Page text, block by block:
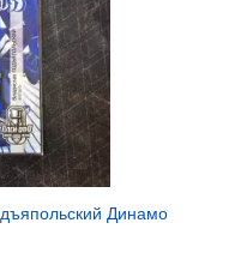
Динамо